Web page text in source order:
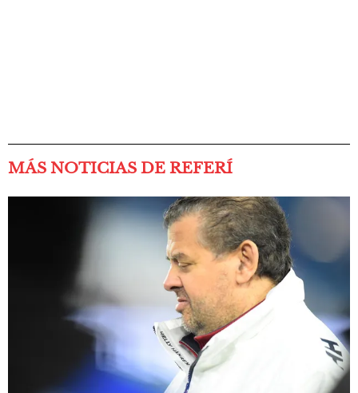
MÁS NOTICIAS DE REFERÍ